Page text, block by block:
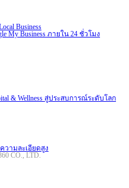
Business
My Business ภายใน 24 ชั่วโมง
& Wellness สู่ประสบการณ์ระดับโลก
วามละเอียดสูง
CO., LTD.